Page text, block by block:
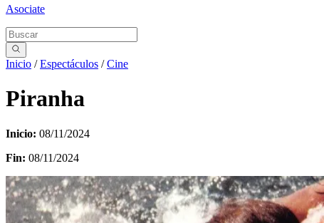
Asociate
Inicio /Espectáculos /Cine
Piranha
Inicio: 08/11/2024
Fin: 08/11/2024